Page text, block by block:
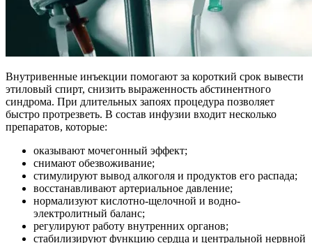
Внутривенные инъекции помогают за короткий срок вывести
этиловый спирт, снизить выраженность абстинентного
синдрома. При длительных запоях процедура позволяет
быстро протрезветь. В состав инфузии входит несколько
препаратов, которые:
оказывают мочегонный эффект;
снимают обезвоживание;
стимулируют вывод алкоголя и продуктов его распада;
восстанавливают артериальное давление;
нормализуют кислотно-щелочной и водно-
электролитный баланс;
регулируют работу внутренних органов;
стабилизируют функцию сердца и центральной нервной